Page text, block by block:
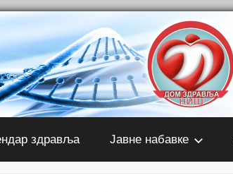
здравља Јавне набавке